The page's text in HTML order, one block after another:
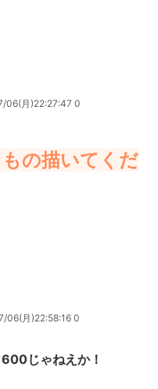
06(月)22:27:47 0
の描いてくだ
06(月)22:58:16 0
じゃねえか！